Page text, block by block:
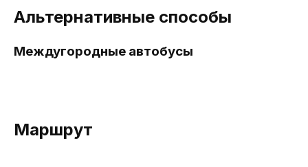
Альтернативные способы
Междугородные автобусы
Маршрут